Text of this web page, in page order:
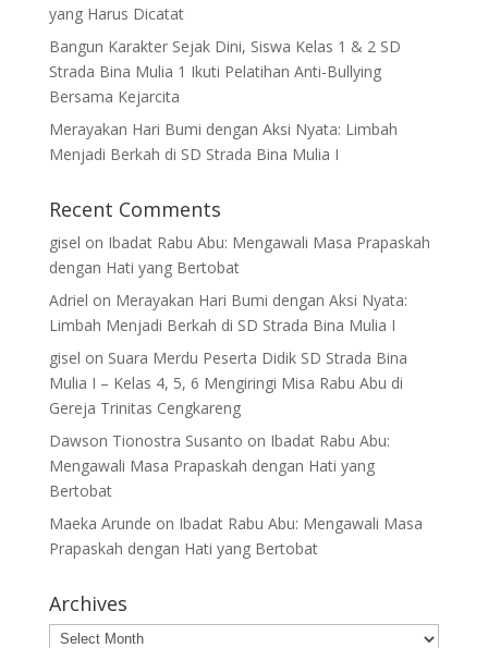
yang Harus Dicatat
Bangun Karakter Sejak Dini, Siswa Kelas 1 & 2 SD
Strada Bina Mulia 1 Ikuti Pelatihan Anti-Bullying
Bersama Kejarcita
Merayakan Hari Bumi dengan Aksi Nyata: Limbah
Menjadi Berkah di SD Strada Bina Mulia I
Recent Comments
gisel on Ibadat Rabu Abu: Mengawali Masa Prapaskah
dengan Hati yang Bertobat
Adriel on Merayakan Hari Bumi dengan Aksi Nyata:
Limbah Menjadi Berkah di SD Strada Bina Mulia I
gisel on Suara Merdu Peserta Didik SD Strada Bina
Mulia I – Kelas 4, 5, 6 Mengiringi Misa Rabu Abu di
Gereja Trinitas Cengkareng
Dawson Tionostra Susanto on Ibadat Rabu Abu:
Mengawali Masa Prapaskah dengan Hati yang
Bertobat
Maeka Arunde on Ibadat Rabu Abu: Mengawali Masa
Prapaskah dengan Hati yang Bertobat
Archives
Archives